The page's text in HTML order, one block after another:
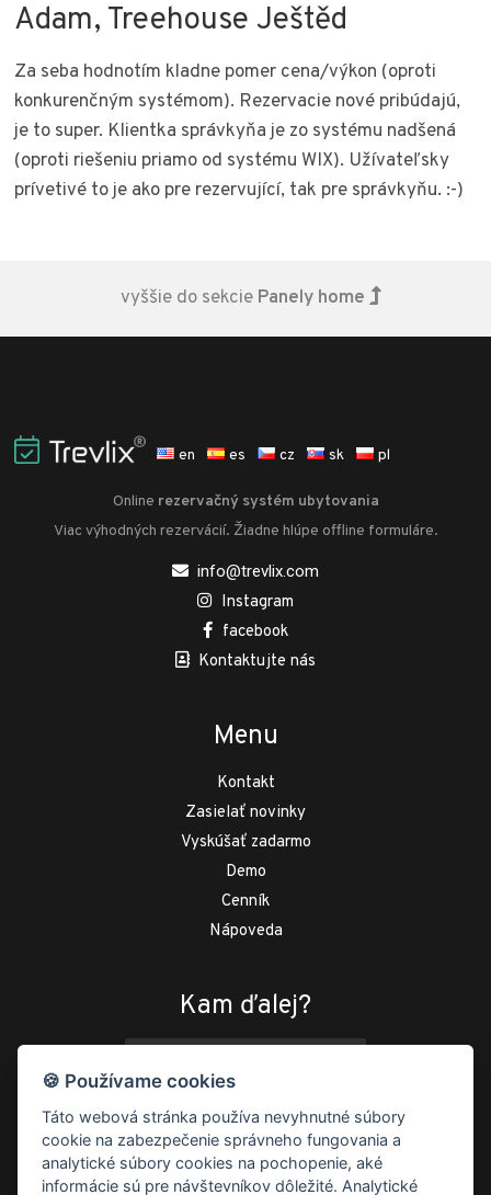
Adam, Treehouse Ještěd
Za seba hodnotím kladne pomer cena/výkon (oproti
konkurenčným systémom). Rezervacie nové pribúdajú,
je to super. Klientka správkyňa je zo systému nadšená
(oproti riešeniu priamo od systému WIX). Užívateľsky
prívetivé to je ako pre rezervující, tak pre správkyňu. :-)
vyššie do sekcie Panely home
en es cz sk pl
Online rezervačný systém ubytovania
Viac výhodných rezervácií. Žiadne hlúpe offline formuláre.
info@trevlix.com
Instagram
facebook
Kontaktujte nás
Menu
Kontakt
Zasielať novinky
Vyskúšať zadarmo
Demo
Cenník
Nápoveda
Kam ďalej?
VYSKÚŠAŤ ZADARMO
🍪 Používame cookies
Táto webová stránka používa nevyhnutné súbory
cookie na zabezpečenie správneho fungovania a
analytické súbory cookies na pochopenie, aké
informácie sú pre návštevníkov dôležité. Analytické